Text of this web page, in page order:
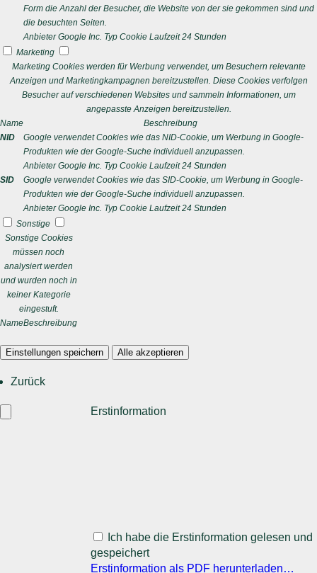
Form die Anzahl der Besucher, die Website von der sie gekommen sind und
die besuchten Seiten.
Anbieter Google Inc. Typ Cookie Laufzeit 24 Stunden
Marketing
Marketing Cookies werden für Werbung verwendet, um Besuchern relevante
Anzeigen und Marketingkampagnen bereitzustellen. Diese Cookies verfolgen
Besucher auf verschiedenen Websites und sammeln Informationen, um
angepasste Anzeigen bereitzustellen.
Name
Beschreibung
NID
Google verwendet Cookies wie das NID-Cookie, um Werbung in Google-
Produkten wie der Google-Suche individuell anzupassen.
Anbieter Google Inc. Typ Cookie Laufzeit 24 Stunden
SID
Google verwendet Cookies wie das SID-Cookie, um Werbung in Google-
Produkten wie der Google-Suche individuell anzupassen.
Anbieter Google Inc. Typ Cookie Laufzeit 24 Stunden
Sonstige
Sonstige Cookies
müssen noch
analysiert werden
und wurden noch in
keiner Kategorie
eingestuft.
NameBeschreibung
Einstellungen speichern Alle akzeptieren
Zurück
Erstinformation
Ich habe die Erstinformation gelesen und
gespeichert
Erstinformation als PDF herunterladen…